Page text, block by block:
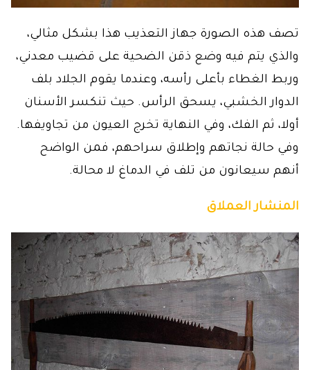
تصف هذه الصورة جهاز التعذيب هذا بشكل مثالي،
والذي يتم فيه وضع ذقن الضحية على قضيب معدني،
وربط الغطاء بأعلى رأسه، وعندما يقوم الجلاد بلف
الدوار الخشبي، يسحق الرأس. حيث تنكسر الأسنان
أولا، ثم الفك، وفي النهاية تخرج العيون من تجاويفها.
وفي حالة نجاتهم وإطلاق سراحهم، فمن الواضح
أنهم سيعانون من تلف في الدماغ لا محالة.
المنشار العملاق